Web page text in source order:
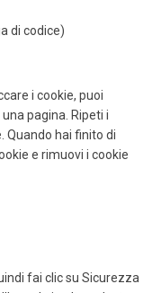
di codice)
i cookie, puoi
pagina. Ripeti i
Quando hai finito di
e rimuovi i cookie
fai clic su Sicurezza